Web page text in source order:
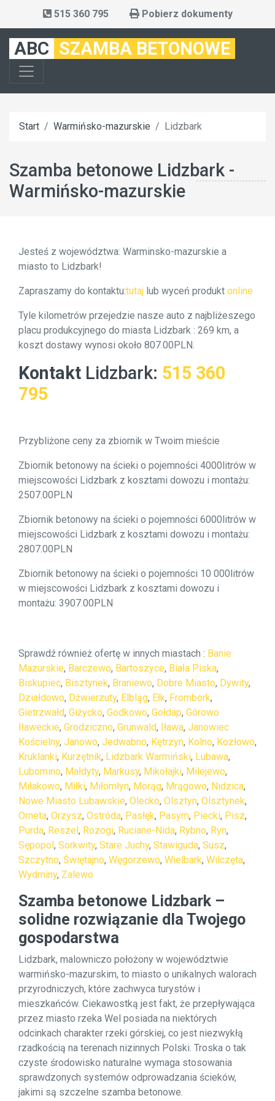
515 360 795 Pobierz dokumenty
ABC SZAMBA BETONOWE
Start Warmińsko-mazurskie Lidzbark
Szamba betonowe Lidzbark -
Warmińsko-mazurskie
Jesteś z województwa: Warminsko-mazurskie a
miasto to Lidzbark!
Zapraszamy do kontaktu:tutaj lub wyceń produkt online
Tyle kilometrów przejedzie nasze auto z najbliżeszego
placu produkcyjnego do miasta Lidzbark : 269 km, a
koszt dostawy wynosi około 807.00PLN.
Kontakt Lidzbark: 515 360
795
Przybliżone ceny za zbiornik w Twoim mieście
Zbiornik betonowy na ścieki o pojemności 4000litrów w
miejscowości Lidzbark z kosztami dowozu i montażu:
2507.00PLN
Zbiornik betonowy na ścieki o pojemności 6000litrów w
miejscowości Lidzbark z kosztami dowozu i montażu:
2807.00PLN
Zbiornik betonowy na ścieki o pojemności 10 000litrów
w miejscowości Lidzbark z kosztami dowozu i
montażu: 3907.00PLN
Sprawdź również ofertę w innych miastach : Banie
Mazurskie, Barczewo, Bartoszyce, Biała Piska,
Biskupiec, Bisztynek, Braniewo, Dobre Miasto, Dywity,
Działdowo, Dźwierzuty, Elbląg, Ełk, Frombork,
Gietrzwałd, Giżycko, Godkowo, Gołdap, Górowo
Iławeckie, Grodziczno, Grunwald, Iława, Janowiec
Kościelny, Janowo, Jedwabno, Kętrzyn, Kolno, Kozłowo,
Kruklanki, Kurzętnik, Lidzbark Warmiński, Lubawa,
Lubomino, Małdyty, Markusy, Mikołajki, Milejewo,
Miłakowo, Miłki, Miłomłyn, Morąg, Mrągowo, Nidzica,
Nowe Miasto Lubawskie, Olecko, Olsztyn, Olsztynek,
Orneta, Orzysz, Ostróda, Pasłęk, Pasym, Piecki, Pisz,
Purda, Reszel, Rozogi, Ruciane-Nida, Rybno, Ryn,
Sępopol, Sorkwity, Stare Juchy, Stawiguda, Susz,
Szczytno, Świętajno, Węgorzewo, Wielbark, Wilczęta,
Wydminy, Zalewo
Szamba betonowe Lidzbark –
solidne rozwiązanie dla Twojego
gospodarstwa
Lidzbark, malowniczo położony w województwie
warmińsko-mazurskim, to miasto o unikalnych walorach
przyrodniczych, które zachwyca turystów i
mieszkańców. Ciekawostką jest fakt, że przepływająca
przez miasto rzeka Wel posiada na niektórych
odcinkach charakter rzeki górskiej, co jest niezwykłą
rzadkością na terenach nizinnych Polski. Troska o tak
czyste środowisko naturalne wymaga stosowania
sprawdzonych systemów odprowadzania ścieków,
jakimi są szczelne szamba betonowe.